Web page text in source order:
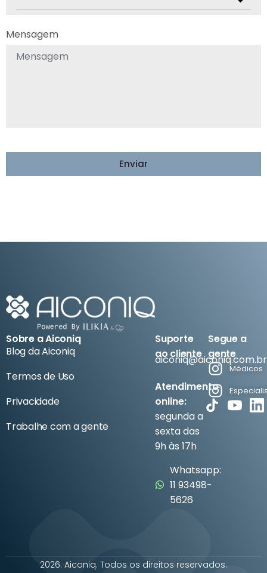
Mensagem
Enviar
Sobre a Aiconiq
Blog da Aiconiq
Termos de Uso
Privacidade
Trabalhe com a gente
Suporte
ao cliente
aiconiq@aiconiq.com.br
Atendimento
online:
segunda a
sexta das
9h às 17h
Whatsapp:
11 93498-
5626
Segue a
gente
Médicos
2026. Aiconiq. Todos os direitos reservados.